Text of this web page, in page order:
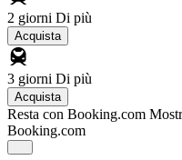
2 giorni Di più
Acquista
3 giorni Di più
Acquista
Resta con Booking.com
Booking.com